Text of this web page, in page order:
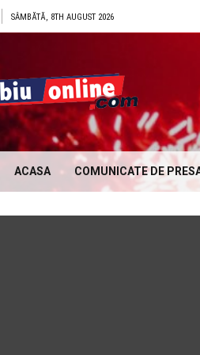
SÂMBĂTĂ, 8TH AUGUST 2026
si evenimente din Sibiu!!!
ACASA COMUNICATE DE